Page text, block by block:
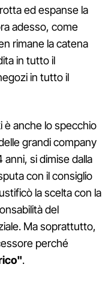
ed espanse la
adesso, come
rimane la catena
in tutto il
in tutto il
è anche lo specchio
grandi company
anni, si dimise dalla
con il consiglio
la scelta con la
del
Ma soprattutto,
perché
.